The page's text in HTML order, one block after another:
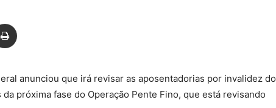
anunciou que irá revisar as aposentadorias por invalidez do
próxima fase do Operação Pente Fino, que está revisando